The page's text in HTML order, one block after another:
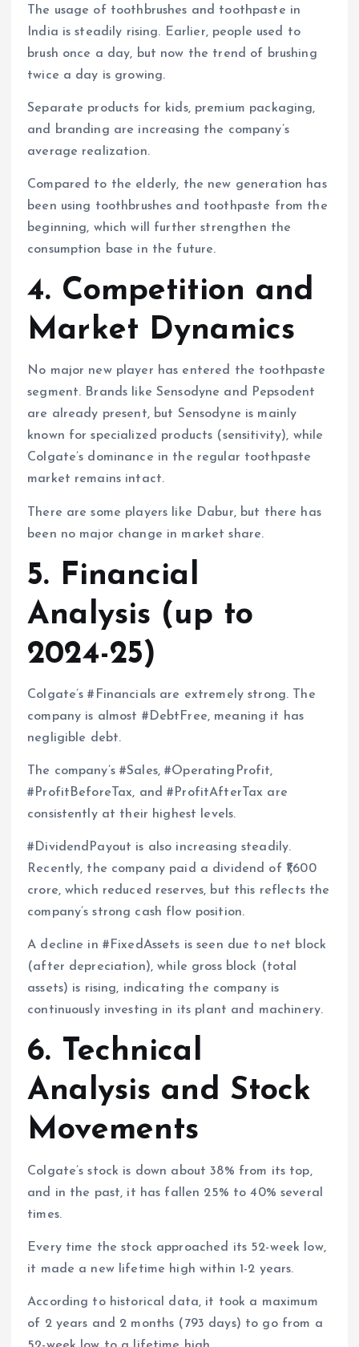
The usage of toothbrushes and toothpaste in
India is steadily rising. Earlier, people used to
brush once a day, but now the trend of brushing
twice a day is growing.
Separate products for kids, premium packaging,
and branding are increasing the company’s
average realization.
Compared to the elderly, the new generation has
been using toothbrushes and toothpaste from the
beginning, which will further strengthen the
consumption base in the future.
4. Competition and
Market Dynamics
No major new player has entered the toothpaste
segment. Brands like Sensodyne and Pepsodent
are already present, but Sensodyne is mainly
known for specialized products (sensitivity), while
Colgate’s dominance in the regular toothpaste
market remains intact.
There are some players like Dabur, but there has
been no major change in market share.
5. Financial
Analysis (up to
2024-25)
Colgate’s #Financials are extremely strong. The
company is almost #DebtFree, meaning it has
negligible debt.
The company’s #Sales, #OperatingProfit,
#ProfitBeforeTax, and #ProfitAfterTax are
consistently at their highest levels.
#DividendPayout is also increasing steadily.
Recently, the company paid a dividend of ₹1,600
crore, which reduced reserves, but this reflects the
company’s strong cash flow position.
A decline in #FixedAssets is seen due to net block
(after depreciation), while gross block (total
assets) is rising, indicating the company is
continuously investing in its plant and machinery.
6. Technical
Analysis and Stock
Movements
Colgate’s stock is down about 38% from its top,
and in the past, it has fallen 25% to 40% several
times.
Every time the stock approached its 52-week low,
it made a new lifetime high within 1-2 years.
According to historical data, it took a maximum
of 2 years and 2 months (793 days) to go from a